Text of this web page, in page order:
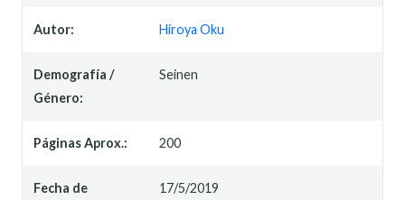
Autor: Hiroya Oku
Demografía /
Género:
Seinen
Páginas Aprox.: 200
Fecha de
17/5/2019